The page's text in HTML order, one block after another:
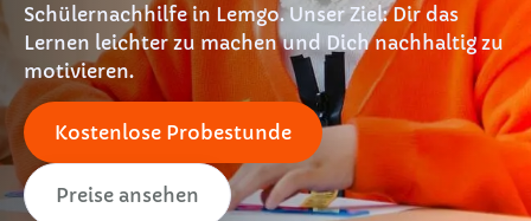
Schülernachhilfe in Lemgo. Unser Ziel: Dir das
Lernen leichter zu machen und Dich nachhaltig zu
motivieren.
Kostenlose Probestunde
Preise ansehen